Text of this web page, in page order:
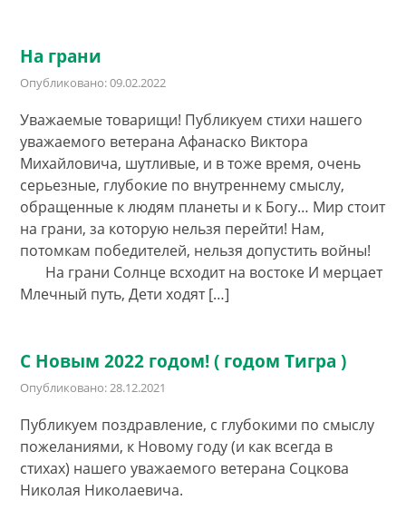
На грани
Опубликовано: 09.02.2022
Уважаемые товарищи! Публикуем стихи нашего
уважаемого ветерана Афанаско Виктора
Михайловича, шутливые, и в тоже время, очень
серьезные, глубокие по внутреннему смыслу,
обращенные к людям планеты и к Богу… Мир стоит
на грани, за которую нельзя перейти! Нам,
потомкам победителей, нельзя допустить войны!
На грани Солнце всходит на востоке И мерцает
Млечный путь, Дети ходят […]
С Новым 2022 годом! ( годом Тигра )
Опубликовано: 28.12.2021
Публикуем поздравление, с глубокими по смыслу
пожеланиями, к Новому году (и как всегда в
стихах) нашего уважаемого ветерана Соцкова
Николая Николаевича.